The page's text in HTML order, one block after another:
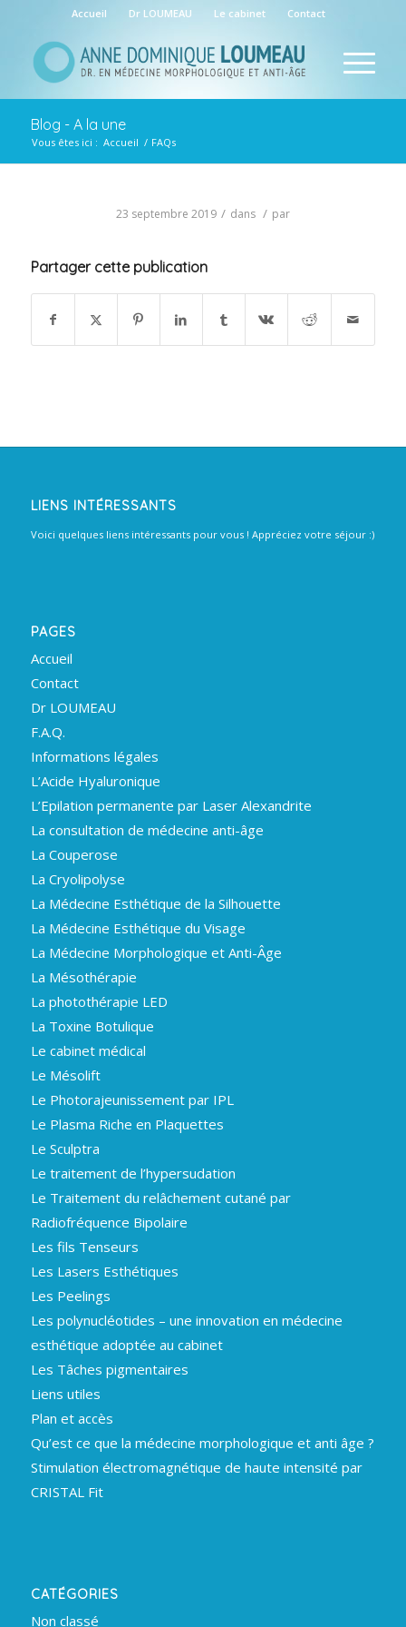
Accueil Dr LOUMEAU Le cabinet Contact
Blog - A la une
Vous êtes ici : Accueil / FAQs
23 septembre 2019 / dans / par
Partager cette publication
LIENS INTÉRESSANTS
Voici quelques liens intéressants pour vous ! Appréciez votre séjour :)
PAGES
Accueil
Contact
Dr LOUMEAU
F.A.Q.
Informations légales
L’Acide Hyaluronique
L’Epilation permanente par Laser Alexandrite
La consultation de médecine anti-âge
La Couperose
La Cryolipolyse
La Médecine Esthétique de la Silhouette
La Médecine Esthétique du Visage
La Médecine Morphologique et Anti-Âge
La Mésothérapie
La photothérapie LED
La Toxine Botulique
Le cabinet médical
Le Mésolift
Le Photorajeunissement par IPL
Le Plasma Riche en Plaquettes
Le Sculptra
Le traitement de l’hypersudation
Le Traitement du relâchement cutané par
Radiofréquence Bipolaire
Les fils Tenseurs
Les Lasers Esthétiques
Les Peelings
Les polynucléotides – une innovation en médecine
esthétique adoptée au cabinet
Les Tâches pigmentaires
Liens utiles
Plan et accès
Qu’est ce que la médecine morphologique et anti âge ?
Stimulation électromagnétique de haute intensité par
CRISTAL Fit
CATÉGORIES
Non classé